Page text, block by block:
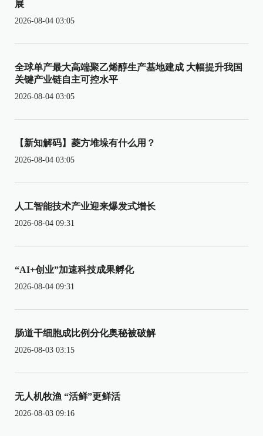
展
2026-08-04 03:05
全球单产最大高端聚乙烯醇生产基地建成 大幅提升我国
关键产业链自主可控水平
2026-08-04 03:05
【新知解码】菱方堆垛有什么用？
2026-08-04 03:05
人工智能技术产业迎来爆发式增长
2026-08-04 09:31
“AI+创业”加速科技成果孵化
2026-08-04 09:31
肠道干细胞成比例分化奥秘被破解
2026-08-03 03:15
无人机牧渔 “活鲜”更鲜活
2026-08-03 09:16